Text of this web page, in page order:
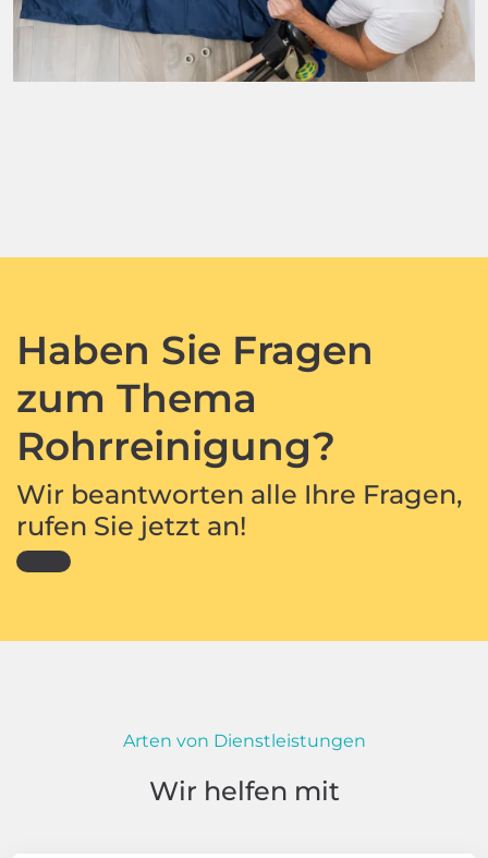
Haben Sie Fragen
zum Thema
Rohrreinigung?
Wir beantworten alle Ihre Fragen,
rufen Sie jetzt an!
Arten von Dienstleistungen
Wir helfen mit